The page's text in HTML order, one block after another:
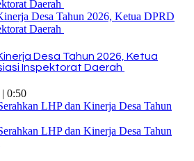
Desa Tahun 2026, Ketua
Inspektorat Daerah
0:50